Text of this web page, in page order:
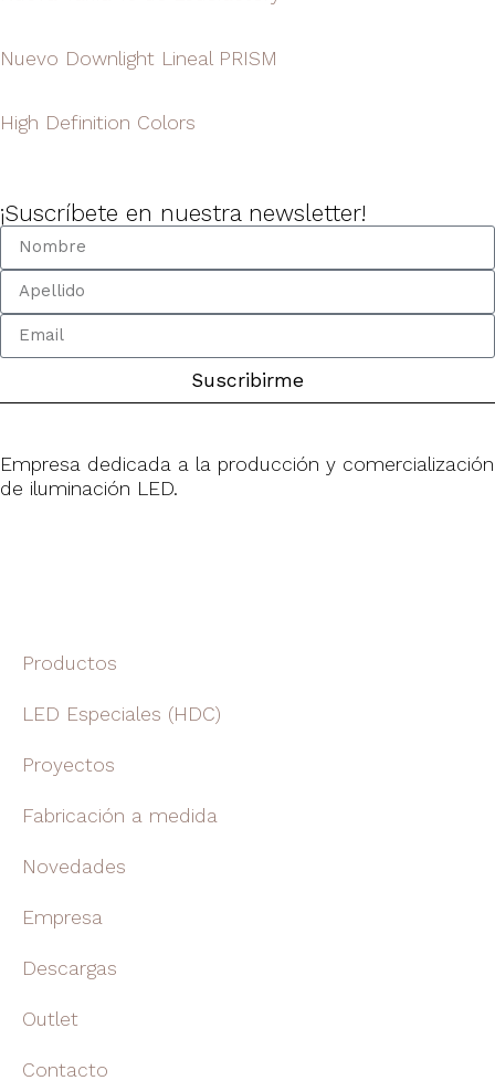
Nuevo Downlight Lineal PRISM
High Definition Colors
¡Suscríbete en nuestra newsletter!
Suscribirme
Empresa dedicada a la producción y comercialización
de iluminación LED.
Productos
LED Especiales (HDC)
Proyectos
Fabricación a medida
Novedades
Empresa
Descargas
Outlet
Contacto